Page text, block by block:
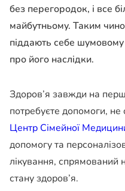
без перегородок, і все
майбутньому. Таким
піддають себе
про його наслідки.
Здоров’я завжди на
потребуєте допомоги, не
Центр Сімейної
допомогу та
лікування, спрямований
стану здоров’я.